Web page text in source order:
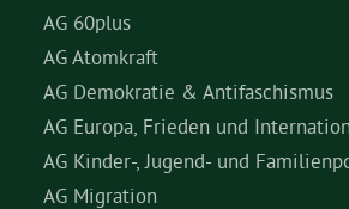
AG 60plus
AG Atomkraft
AG Demokratie & Antifaschismus
AG Europa, Frieden und
AG Kinder-, Jugend- und
AG Migration